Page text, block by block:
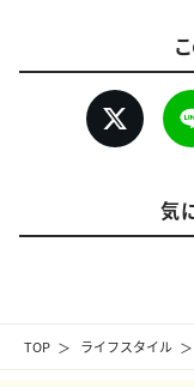
TOP ライフスタイル
気